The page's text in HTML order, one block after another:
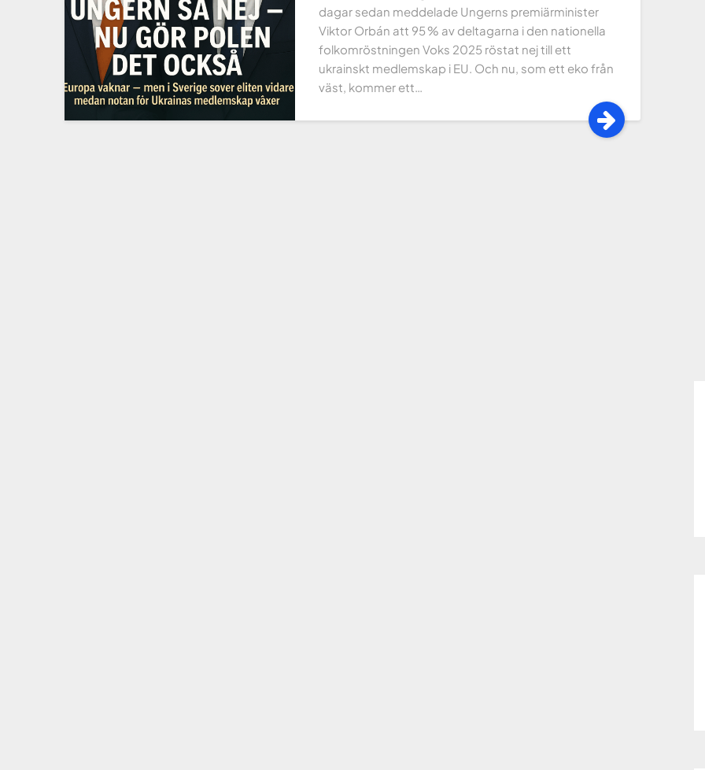
dagar sedan meddelade Ungerns premiärminister
Viktor Orbán att 95 % av deltagarna i den nationella
folkomröstningen Voks 2025 röstat nej till ett
ukrainskt medlemskap i EU. Och nu, som ett eko från
väst, kommer ett…